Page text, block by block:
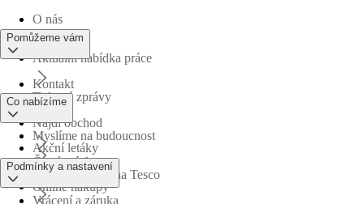
O nás
Aktuální nabídka práce
Tiskové zprávy
Myslíme na budoucnost
Obchodní skupina Tesco
Pomůžeme vám
Kontakt
Najdi obchod
Časté otázky
Vrácení a záruka
Co nabízíme
Akční letáky
Online nákupy
Podmínky a nastavení